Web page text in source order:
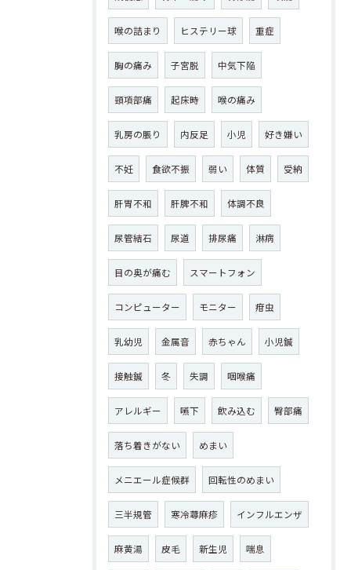
喉の詰まり ヒステリー球 重症
胸の痛み 子宮脱 中気下陥
頸項部痛 起床時 喉の痛み
乳房の脹り 内反足 小児 好き嫌い
不妊 食欲不振 弱い 体質 受納
肝胃不和 肝脾不和 体調不良
尿管結石 尿道 排尿痛 淋病
目の奥が痛む スマートフォン
コンピューター モニター 疳虫
乳幼児 金属音 赤ちゃん 小児鍼
接触鍼 冬 失調 咽喉痛
アレルギー 嚥下 飲み込む 臀部痛
落ち着きがない めまい
メニエール症候群 回転性のめまい
三半規管 寒冷蕁麻疹 インフルエンザ
麻黄湯 皮毛 新生児 喘息